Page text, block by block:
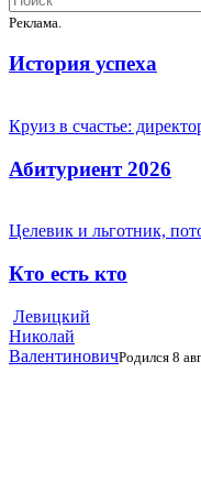
Реклама.
История успеха
Круиз в счастье:
Абитуриент 2026
Целевик и льготник,
Кто есть кто
Левицкий
Николай
ВалентиновичРодился 8